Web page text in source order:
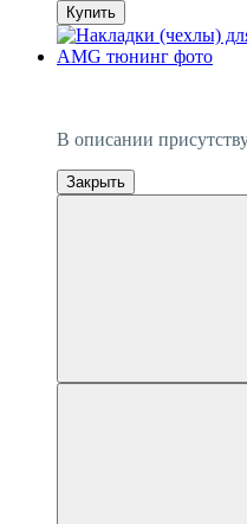
Купить
В описании
Закрыть